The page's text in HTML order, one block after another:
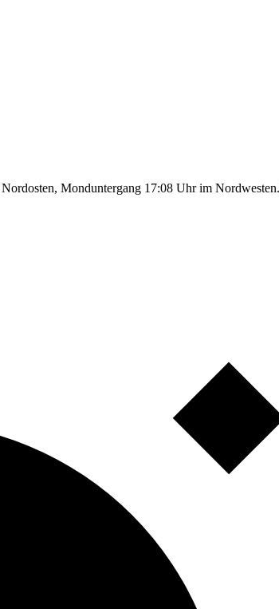
Monduntergang 17:08 Uhr im